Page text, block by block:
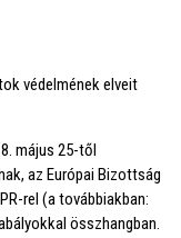
védelmének elveit
május 25-től
az Európai Bizottság
rel (a továbbiakban:
összhangban.